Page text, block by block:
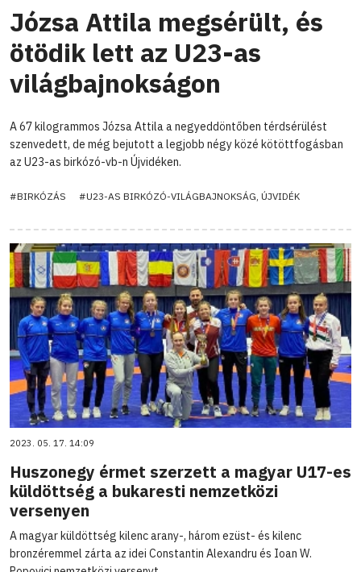
Józsa Attila megsérült, és
ötödik lett az U23-as
világbajnokságon
A 67 kilogrammos Józsa Attila a negyeddöntőben térdsérülést
szenvedett, de még bejutott a legjobb négy közé kötöttfogásban
az U23-as birkózó-vb-n Újvidéken.
#BIRKÓZÁS #U23-AS BIRKÓZÓ-VILÁGBAJNOKSÁG, ÚJVIDÉK
2023. 05. 17. 14:09
Huszonegy érmet szerzett a magyar U17-es
küldöttség a bukaresti nemzetközi
versenyen
A magyar küldöttség kilenc arany-, három ezüst- és kilenc
bronzéremmel zárta az idei Constantin Alexandru és Ioan W.